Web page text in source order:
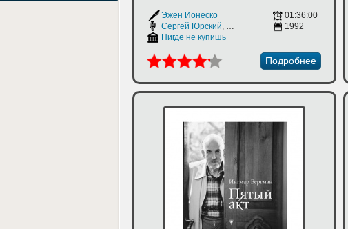
Эжен Ионеско
Сергей Юрский, Наталья Тенякова
Нигде не купишь
01:36:00
1992
Подробнее